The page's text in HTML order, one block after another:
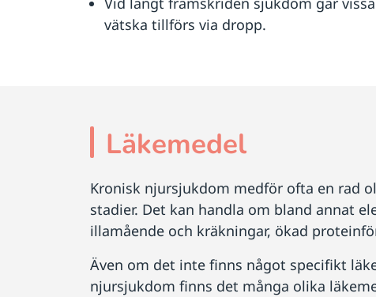
vätska tillförs via dropp.
Läkemedel
Kronisk njursjukdom medför ofta en rad
stadier. Det kan handla om bland annat
illamående och kräkningar, ökad
Även om det inte finns något specifikt
njursjukdom finns det många olika